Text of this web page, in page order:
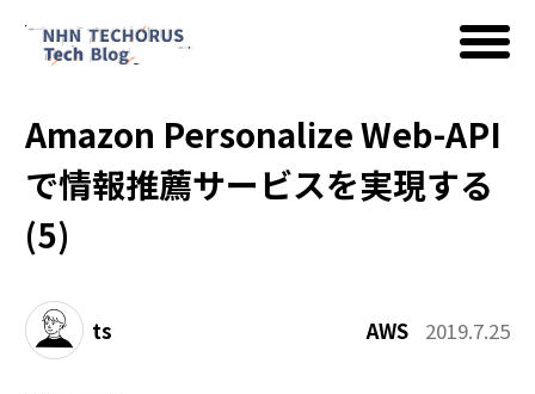
AWS
Google Cloud
イベント
Amazon Personalize Web-API
で情報推薦サービスを実現する
(5)
ts AWS 2019.7.25